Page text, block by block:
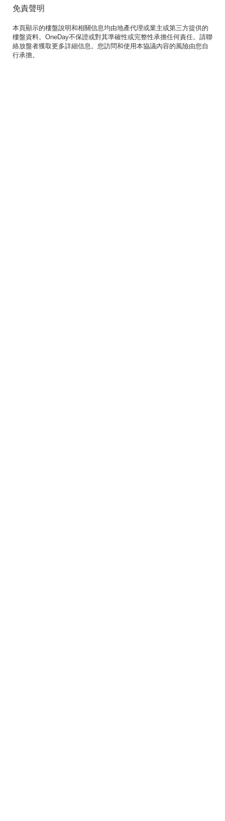
免責聲明
本頁顯示的樓盤說明和相關信息均由地產代理或業主或第三方提供的
樓盤資料。OneDay不保證或對其準確性或完整性承擔任何責任。請聯
絡放盤者獲取更多詳細信息。您訪問和使用本協議內容的風險由您自
行承擔。